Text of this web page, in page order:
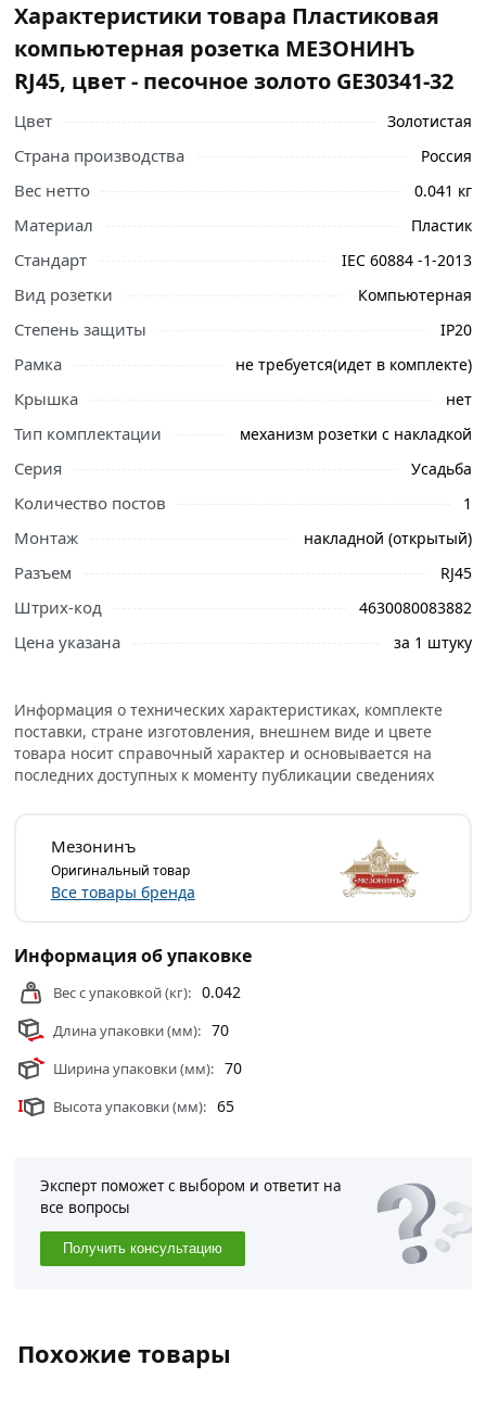
Ознакомьтесь с подробными характеристиками,
описанием и отзывами о товаре, чтобы сделать
правильный выбор и заказать онлайн. Наши
профессиональные менеджеры обработают заказ и
или самовывоза.
цвет - песочное золото GE30341-32 - это отличное
решение для современных интерьеров.
Данная модель декоративной розетки особенно часто
используется в интерьерах в стилях лофт, модерн,
качества.
Условия доставки и цены на товар Пластиковая
компьютерная розетка МЕЗОНИНЪ RJ45, цвет - песочное
Характеристики товара Пластиковая
компьютерная розетка МЕЗОНИНЪ
RJ45, цвет - песочное золото GE30341-32
Цвет Золотистая
Страна производства Россия
Вес нетто 0.041 кг
Материал Пластик
Стандарт IEC 60884 -1-2013
Вид розетки Компьютерная
Степень защиты IP20
Рамка не требуется(идет в комплекте)
Крышка нет
Тип комплектации механизм розетки с накладкой
Серия Усадьба
Количество постов 1
Монтаж накладной (открытый)
Разъем RJ45
Штрих-код 4630080083882
Цена указана за 1 штуку
Информация о технических характеристиках, комплекте
поставки, стране изготовления, внешнем виде и цвете
товара носит справочный характер и основывается на
последних доступных к моменту публикации сведениях
Мезонинъ
Оригинальный товар
Все товары бренда
Информация об упаковке
Вес с упаковкой (кг): 0.042
Длина упаковки (мм): 70
Ширина упаковки (мм): 70
Высота упаковки (мм): 65
Эксперт поможет с выбором и ответит на
все вопросы
Получить консультацию
Похожие товары